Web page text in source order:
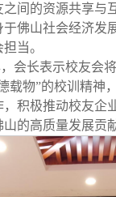
之间的资源共享与
佛山社会经济发
当。
会长表示校友会
载物”的校训精神
，积极推动校友企
的高质量发展贡